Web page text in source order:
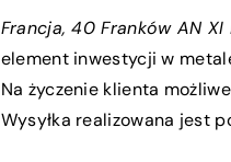
Francja, 40 Franków AN
element inwestycji w
Na życzenie klienta
Wysyłka realizowana jest